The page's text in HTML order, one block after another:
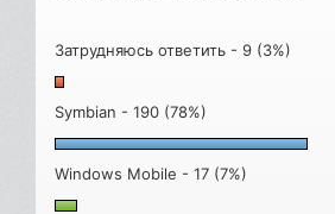
Затрудняюсь ответить - 9 (3%)
Symbian - 190 (78%)
Windows Mobile - 17 (7%)